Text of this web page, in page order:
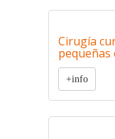
Cirugía
pequeñas
+info